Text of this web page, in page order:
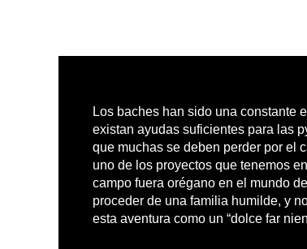
Los baches han sido una constante
existan ayudas suficientes para las
que muchas se deben perder por el
uno de los proyectos que tenemos
campo fuera orégano en el mundo
proceder de una familia humilde, y
esta aventura como un “dolce far